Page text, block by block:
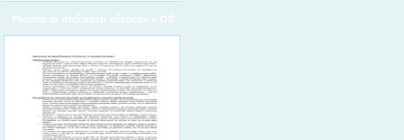
Pravice in dolžnosti učencev v OŠ